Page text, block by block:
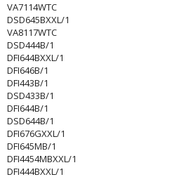
VA7114WTC
DSD645BXXL/1
VA8117WTC
DSD444B/1
DFI644BXXL/1
DFI646B/1
DFI443B/1
DSD433B/1
DFI644B/1
DSD644B/1
DFI676GXXL/1
DFI645MB/1
DFI4454MBXXL/1
DFI444BXXL/1